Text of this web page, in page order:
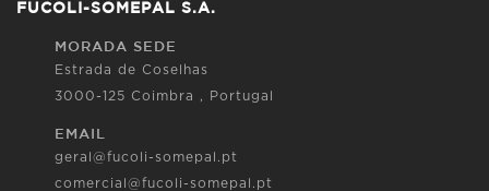
FUCOLI-SOMEPAL S.A.
MORADA SEDE
Estrada de Coselhas
3000-125 Coimbra , Portugal
EMAIL
geral@fucoli-somepal.pt
comercial@fucoli-somepal.pt